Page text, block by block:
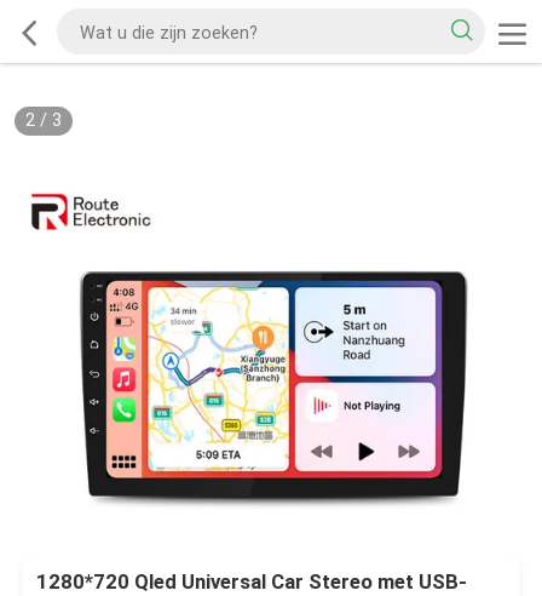
2/ 3
1280*720 Qled Universal Car Stereo met USB-